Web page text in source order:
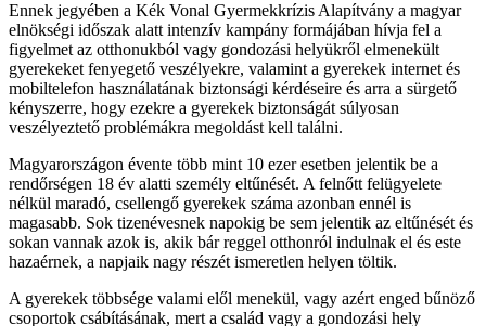
Ennek jegyében a Kék Vonal Gyermekkrízis Alapítvány a magyar
elnökségi időszak alatt intenzív kampány formájában hívja fel a
figyelmet az otthonukból vagy gondozási helyükről elmenekült
gyerekeket fenyegető veszélyekre, valamint a gyerekek internet és
mobiltelefon használatának biztonsági kérdéseire és arra a sürgető
kényszerre, hogy ezekre a gyerekek biztonságát súlyosan
veszélyeztető problémákra megoldást kell találni.
Magyarországon évente több mint 10 ezer esetben jelentik be a
rendőrségen 18 év alatti személy eltűnését. A felnőtt felügyelete
nélkül maradó, csellengő gyerekek száma azonban ennél is
magasabb. Sok tizenévesnek napokig be sem jelentik az eltűnését és
sokan vannak azok is, akik bár reggel otthonról indulnak el és este
hazaérnek, a napjaik nagy részét ismeretlen helyen töltik.
A gyerekek többsége valami elől menekül, vagy azért enged bűnöző
csoportok csábításának, mert a család vagy a gondozási hely